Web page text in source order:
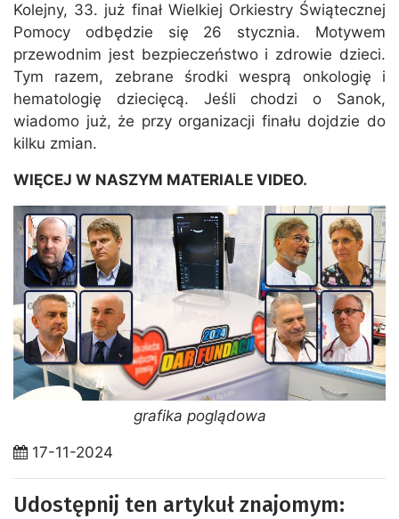
Kolejny, 33. już finał Wielkiej Orkiestry Świątecznej
Pomocy odbędzie się 26 stycznia. Motywem
przewodnim jest bezpieczeństwo i zdrowie dzieci.
Tym razem, zebrane środki wesprą onkologię i
hematologię dziecięcą. Jeśli chodzi o Sanok,
wiadomo już, że przy organizacji finału dojdzie do
kilku zmian.
WIĘCEJ W NASZYM MATERIALE VIDEO.
grafika poglądowa
17-11-2024
Udostępnij ten artykuł znajomym: